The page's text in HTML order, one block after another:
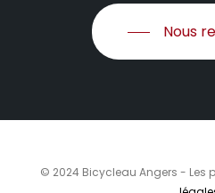
Nous
© 2024 Bicycleau Angers - Les